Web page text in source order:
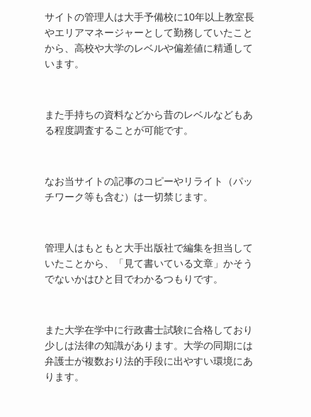
サイトの管理人は大手予備校に10年以上教室長
やエリアマネージャーとして勤務していたこと
から、高校や大学のレベルや偏差値に精通して
います。
また手持ちの資料などから昔のレベルなどもあ
る程度調査することが可能です。
なお当サイトの記事のコピーやリライト（パッ
チワーク等も含む）は一切禁じます。
管理人はもともと大手出版社で編集を担当して
いたことから、「見て書いている文章」かそう
でないかはひと目でわかるつもりです。
また大学在学中に行政書士試験に合格しており
少しは法律の知識があります。大学の同期には
弁護士が複数おり法的手段に出やすい環境にあ
ります。